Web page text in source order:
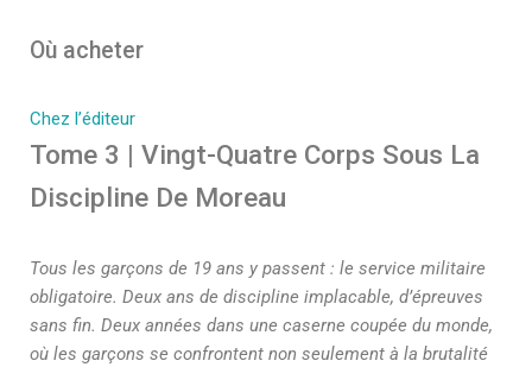
Où acheter
Chez l’éditeur
Tome 3 | Vingt-Quatre Corps Sous La
Discipline De Moreau
Tous les garçons de 19 ans y passent : le service militaire
obligatoire. Deux ans de discipline implacable, d’épreuves
sans fin. Deux années dans une caserne coupée du monde,
où les garçons se confrontent non seulement à la brutalité